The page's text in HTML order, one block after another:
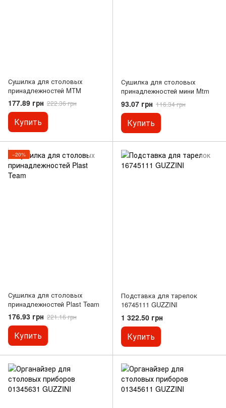
Сушилка для столовых
принадлежностей MTM
177.89 грн 222.36 грн
Купить
Сушилка для столовых
принадлежностей мини Mtm
93.07 грн 116.34 грн
Купить
−20%
Сушилка для столовых
принадлежностей Plast Team
176.93 грн 221.16 грн
Купить
Подставка для тарелок
16745111 GUZZINI
1 322.50 грн
Купить